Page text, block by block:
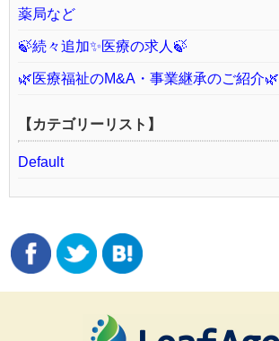
薬局など
🍃続々追加✨医療の求人🍃
🌿医療福祉のM&A・事業継承のご紹介🌿
【カテゴリーリスト】
Default